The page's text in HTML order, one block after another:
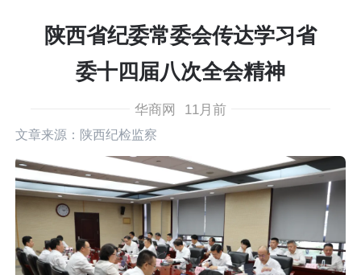
陕西省纪委常委会传达学习省
委十四届八次全会精神
华商网 11月前
文章来源：​陕西纪检监察